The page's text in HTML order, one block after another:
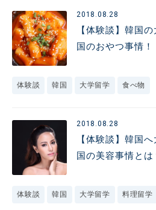
2018.08.28
【体験談】韓国
国のおやつ事情！
体験談 韓国 大学留学 食べ物
2018.08.28
【体験談】韓国
国の美容事情とは
体験談 韓国 大学留学 料理留学